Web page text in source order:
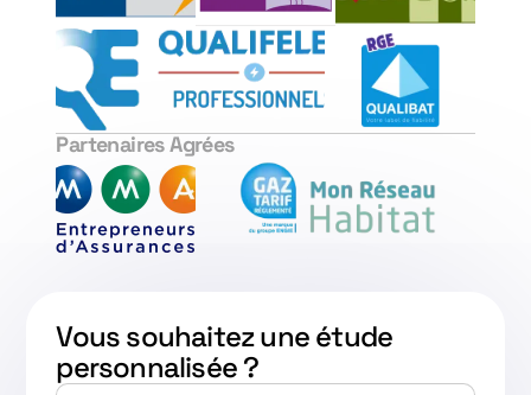
Partenaires Agrées
Vous souhaitez une étude
personnalisée ?